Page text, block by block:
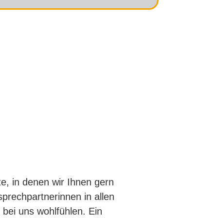
in denen wir Ihnen gern
in allen
uns wohlfühlen. Ein